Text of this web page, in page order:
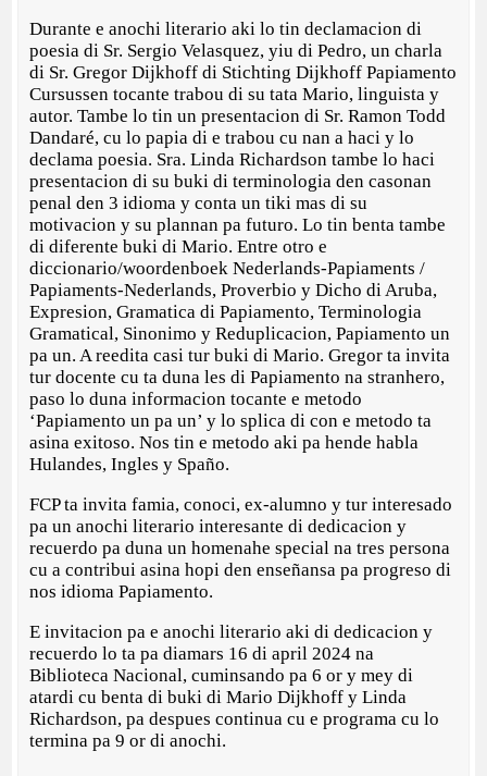
Durante e anochi literario aki lo tin declamacion di
poesia di Sr. Sergio Velasquez, yiu di Pedro, un charla
di Sr. Gregor Dijkhoff di Stichting Dijkhoff Papiamento
Cursussen tocante trabou di su tata Mario, linguista y
autor. Tambe lo tin un presentacion di Sr. Ramon Todd
Dandaré, cu lo papia di e trabou cu nan a haci y lo
declama poesia. Sra. Linda Richardson tambe lo haci
presentacion di su buki di terminologia den casonan
penal den 3 idioma y conta un tiki mas di su
motivacion y su plannan pa futuro. Lo tin benta tambe
di diferente buki di Mario. Entre otro e
diccionario/woordenboek Nederlands-Papiaments /
Papiaments-Nederlands, Proverbio y Dicho di Aruba,
Expresion, Gramatica di Papiamento, Terminologia
Gramatical, Sinonimo y Reduplicacion, Papiamento un
pa un. A reedita casi tur buki di Mario. Gregor ta invita
tur docente cu ta duna les di Papiamento na stranhero,
paso lo duna informacion tocante e metodo
‘Papiamento un pa un’ y lo splica di con e metodo ta
asina exitoso. Nos tin e metodo aki pa hende habla
Hulandes, Ingles y Spaño.
FCP ta invita famia, conoci, ex-alumno y tur interesado
pa un anochi literario interesante di dedicacion y
recuerdo pa duna un homenahe special na tres persona
cu a contribui asina hopi den enseñansa pa progreso di
nos idioma Papiamento.
E invitacion pa e anochi literario aki di dedicacion y
recuerdo lo ta pa diamars 16 di april 2024 na
Biblioteca Nacional, cuminsando pa 6 or y mey di
atardi cu benta di buki di Mario Dijkhoff y Linda
Richardson, pa despues continua cu e programa cu lo
termina pa 9 or di anochi.